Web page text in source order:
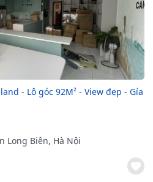
- Lô góc 92M² - View đẹp - Gía
Long Biên, Hà Nội